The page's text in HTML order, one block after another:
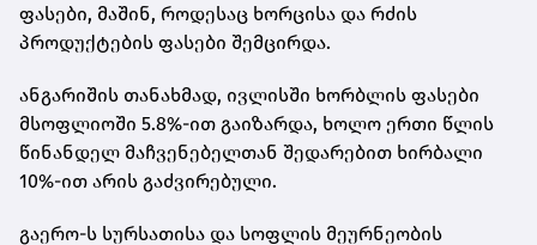
ფასები, მაშინ, როდესაც ხორცისა და რძის
პროდუქტების ფასები შემცირდა.
ანგარიშის თანახმად, ივლისში ხორბლის ფასები
მსოფლიოში 5.8%-ით გაიზარდა, ხოლო ერთი წლის
წინანდელ მაჩვენებელთან შედარებით ხირბალი
10%-ით არის გაძვირებული.
გაერო-ს სურსათისა და სოფლის მეურნეობის